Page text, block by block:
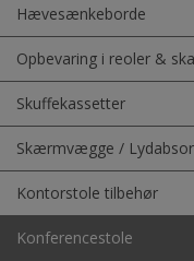
Hævesænkeborde
Opbevaring i reoler &
Skuffekassetter
Skærmvægge /
Kontorstole tilbehør
Konferencestole